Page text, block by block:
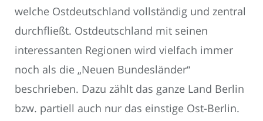
welche Ostdeutschland vollständig und zentral
durchfließt. Ostdeutschland mit seinen
interessanten Regionen wird vielfach immer
noch als die „Neuen Bundesländer“
beschrieben. Dazu zählt das ganze Land Berlin
bzw. partiell auch nur das einstige Ost-Berlin.